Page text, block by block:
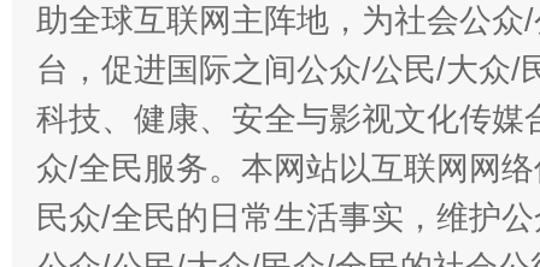
助全球互联网主阵地，为社会公
台，促进国际之间公众/公民/大众/
科技、健康、安全与影视文化传
众/全民服务。本网站以互联网网
民众/全民的日常生活事实，维护